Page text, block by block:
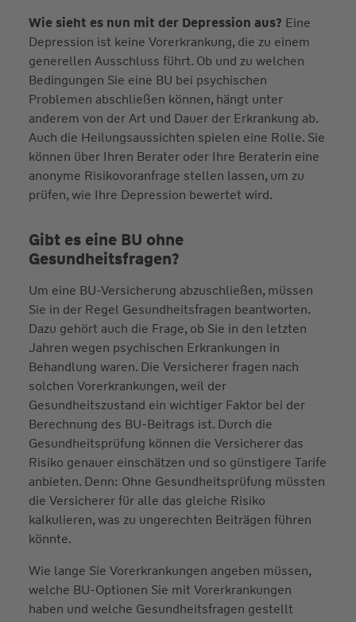
Wie sieht es nun mit der Depression aus? Eine
Depression ist keine Vorerkrankung, die zu einem
generellen Ausschluss führt. Ob und zu welchen
Bedingungen Sie eine BU bei psychischen
Problemen abschließen können, hängt unter
anderem von der Art und Dauer der Erkrankung ab.
Auch die Heilungsaussichten spielen eine Rolle. Sie
können über Ihren Berater oder Ihre Beraterin eine
anonyme Risikovoranfrage stellen lassen, um zu
prüfen, wie Ihre Depression bewertet wird.
Gibt es eine BU ohne
Gesundheitsfragen?
Um eine BU-Versicherung abzuschließen, müssen
Sie in der Regel Gesundheitsfragen beantworten.
Dazu gehört auch die Frage, ob Sie in den letzten
Jahren wegen psychischen Erkrankungen in
Behandlung waren. Die Versicherer fragen nach
solchen Vorerkrankungen, weil der
Gesundheitszustand ein wichtiger Faktor bei der
Berechnung des BU-Beitrags ist. Durch die
Gesundheitsprüfung können die Versicherer das
Risiko genauer einschätzen und so günstigere Tarife
anbieten. Denn: Ohne Gesundheitsprüfung müssten
die Versicherer für alle das gleiche Risiko
kalkulieren, was zu ungerechten Beiträgen führen
könnte.
Wie lange Sie Vorerkrankungen angeben müssen,
welche BU-Optionen Sie mit Vorerkrankungen
haben und welche Gesundheitsfragen gestellt